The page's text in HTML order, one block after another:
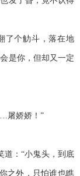
个觔斗，落在地
是你，但却又一定
屠娇娇！”
：“小鬼头，到底
之外，只怕谁也瞧